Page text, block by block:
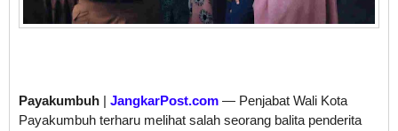
Payakumbuh JangkarPost.com — Penjabat Wali Kota
Payakumbuh terharu melihat salah seorang balita penderita